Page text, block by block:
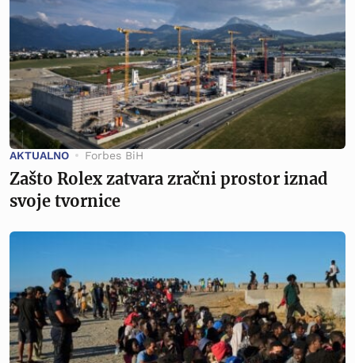
AKTUALNO Forbes BiH
Zašto Rolex zatvara zračni prostor iznad
svoje tvornice